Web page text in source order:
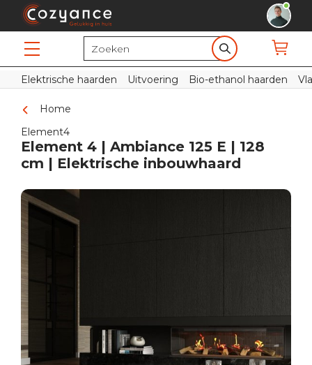
Elektrische haarden Uitvoering Bio-ethanol haarden
Home
Element4
Element 4 | Ambiance 125 E | 128
cm | Elektrische inbouwhaard